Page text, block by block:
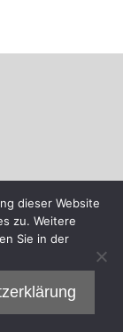
dieser Website
zu. Weitere
Sie in der